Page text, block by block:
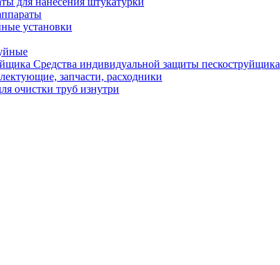
установки
Средства индивидуальной защиты пескоструйщика
запчасти, расходники
очистки труб изнутри